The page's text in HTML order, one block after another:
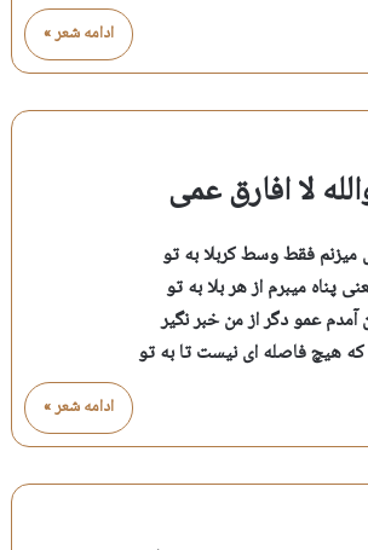
ادامه شعر »
لا افارق عمی
میزنم فقط وسط کربلا به تو
پناه میبرم از هر بلا به تو
آمدم عمو دگر از من خبر نگیر
که هیچ فاصله ای نیست تا به تو
ادامه شعر »